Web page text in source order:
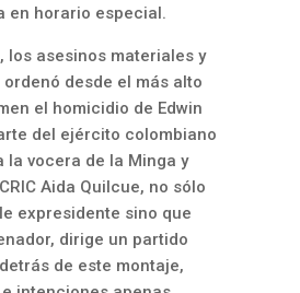
en horario especial.
los asesinos materiales y
desde el más alto
el homicidio de Edwin
del ejército colombiano
la vocera de la Minga y
Aida Quilcue, no sólo
expresidente sino que
dirige un partido
de este montaje,